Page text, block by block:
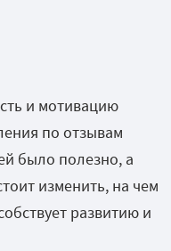
и мотивацию
по отзывам
было полезно, а
изменить, на чем
развитию и